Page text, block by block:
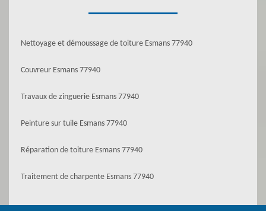
Nettoyage et démoussage de toiture Esmans 77940
Couvreur Esmans 77940
Travaux de zinguerie Esmans 77940
Peinture sur tuile Esmans 77940
Réparation de toiture Esmans 77940
Traitement de charpente Esmans 77940